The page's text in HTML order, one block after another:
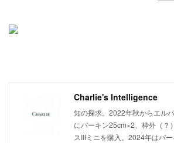
Charlie's Intelligence
知の探求。2022年秋からエル
にバーキン25cm×2、枠外（？
スIIIミニを購入。2024年はバ